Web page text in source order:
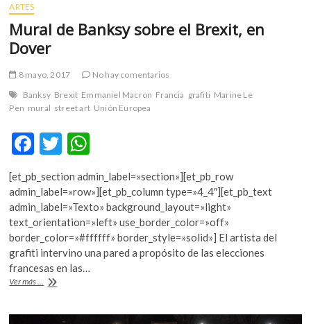
ARTES
Mural de Banksy sobre el Brexit, en
Dover
8 mayo, 2017
No hay comentarios
Banksy Brexit Emmaniel Macron Francia grafiti Marine Le
Pen mural street art Unión Europea
F
e
b
o
o
k
T
w
itt
er
h
at
s
A
p
[et_pb_section admin_label=»section»][et_pb_row
admin_label=»row»][et_pb_column type=»4_4″][et_pb_text
admin_label=»Texto» background_layout=»light»
text_orientation=»left» use_border_color=»off»
border_color=»#ffffff» border_style=»solid»] El artista del
grafiti intervino una pared a propósito de las elecciones
francesas en las…
Ver más ... Mural